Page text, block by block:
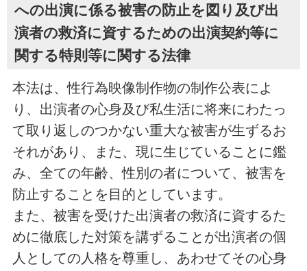
への出演に係る被害の防止を図り及び出
演者の救済に資するための出演契約等に
関する特則等に関する法律
本法は、性行為映像制作物の制作公表によ
り、出演者の心身及び私生活に将来にわたっ
て取り返しのつかない重大な被害が生ずるお
それがあり、また、現に生じていることに鑑
み、全ての年齢、性別の者について、被害を
防止することを目的としています。
また、被害を受けた出演者の救済に資するた
めに徹底した対策を講ずることが出演者の個
人としての人格を尊重し、あわせてその心身